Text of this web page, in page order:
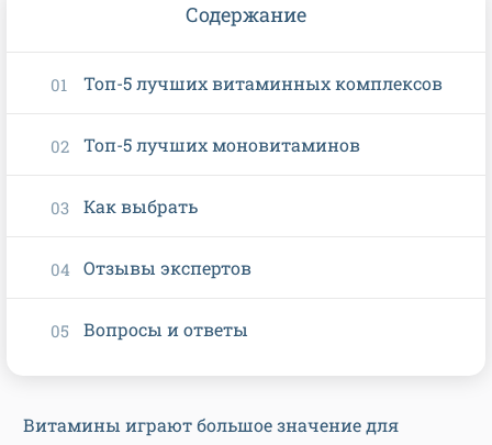
Витамины играют большое значение для
Содержание
Топ-5 лучших витаминных комплексов
Топ-5 лучших моновитаминов
Как выбрать
Отзывы экспертов
Вопросы и ответы